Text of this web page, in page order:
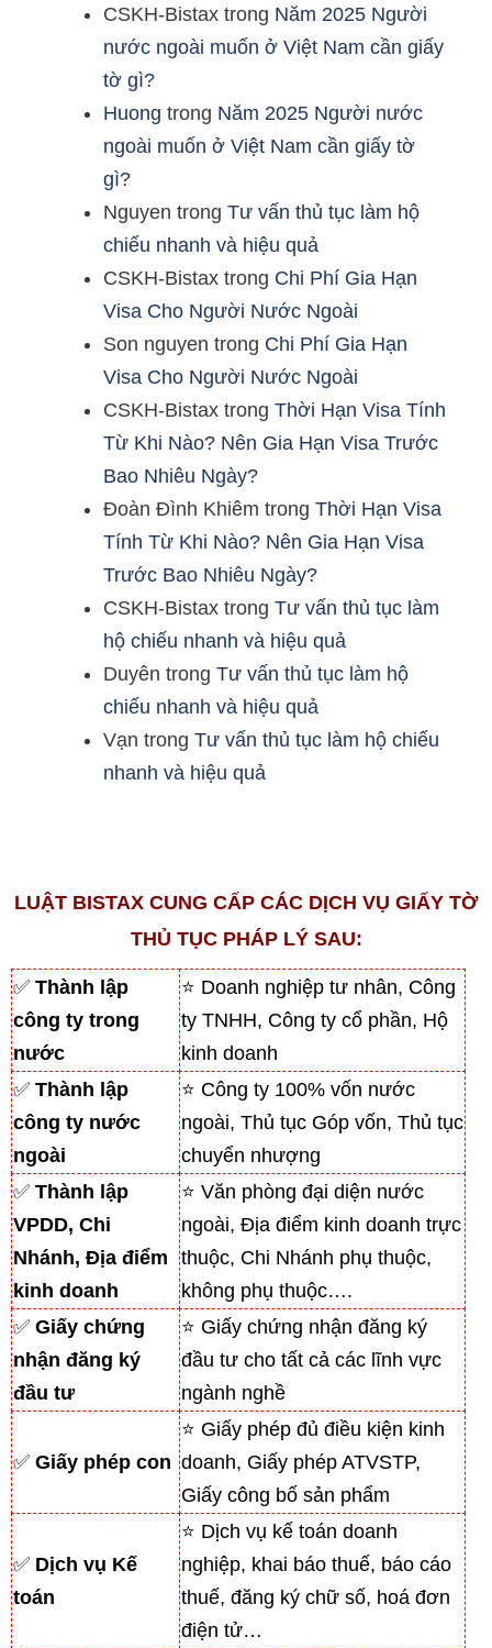
CSKH-Bistax trong Năm 2025 Người
nước ngoài muốn ở Việt Nam cần giấy
tờ gì?
Huong trong Năm 2025 Người nước
ngoài muốn ở Việt Nam cần giấy tờ
gì?
Nguyen trong Tư vấn thủ tục làm hộ
chiếu nhanh và hiệu quả
CSKH-Bistax trong Chi Phí Gia Hạn
Visa Cho Người Nước Ngoài
Son nguyen trong Chi Phí Gia Hạn
Visa Cho Người Nước Ngoài
CSKH-Bistax trong Thời Hạn Visa Tính
Từ Khi Nào? Nên Gia Hạn Visa Trước
Bao Nhiêu Ngày?
Đoàn Đình Khiêm trong Thời Hạn Visa
Tính Từ Khi Nào? Nên Gia Hạn Visa
Trước Bao Nhiêu Ngày?
CSKH-Bistax trong Tư vấn thủ tục làm
hộ chiếu nhanh và hiệu quả
Duyên trong Tư vấn thủ tục làm hộ
chiếu nhanh và hiệu quả
Vạn trong Tư vấn thủ tục làm hộ chiếu
nhanh và hiệu quả
LUẬT BISTAX CUNG CẤP CÁC DỊCH VỤ GIẤY TỜ
THỦ TỤC PHÁP LÝ SAU:
✅ Thành lập
công ty trong
nước
⭐ Doanh nghiệp tư nhân, Công
ty TNHH, Công ty cổ phần, Hộ
kinh doanh
✅ Thành lập
công ty nước
ngoài
⭐ Công ty 100% vốn nước
ngoài, Thủ tục Góp vốn, Thủ tục
chuyển nhượng
✅ Thành lập
VPDD, Chi
Nhánh, Địa điểm
kinh doanh
⭐ Văn phòng đại diện nước
ngoài, Địa điểm kinh doanh trực
thuộc, Chi Nhánh phụ thuộc,
không phụ thuộc….
✅ Giấy chứng
nhận đăng ký
đầu tư
⭐ Giấy chứng nhận đăng ký
đầu tư cho tất cả các lĩnh vực
ngành nghề
✅ Giấy phép con
⭐ Giấy phép đủ điều kiện kinh
doanh, Giấy phép ATVSTP,
Giấy công bố sản phẩm
✅ Dịch vụ Kế
toán
⭐ Dịch vụ kế toán doanh
nghiệp, khai báo thuế, báo cáo
thuế, đăng ký chữ số, hoá đơn
điện tử…